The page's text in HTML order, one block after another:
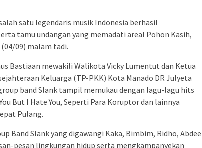
satu legendaris musik Indonesia berhasil
tamu undangan yang memadati areal Pohon Kasih,
(04/09) malam tadi.
Bastiaan mewakili Walikota Vicky Lumentut dan Ketua
Keluarga (TP-PKK) Kota Manado DR Julyeta
band Slank tampil memukau dengan lagu-lagu hits
But I Hate You, Seperti Para Koruptor dan lainnya
Pulang.
Band Slank yang digawangi Kaka, Bimbim, Ridho, Abdee
pesan lingkungan hidup serta mengkampanyekan